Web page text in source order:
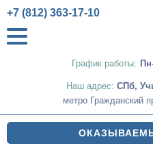
График работы:
+7 (812) 363-17-10
Наш адрес: СПб,
метро Гражданский